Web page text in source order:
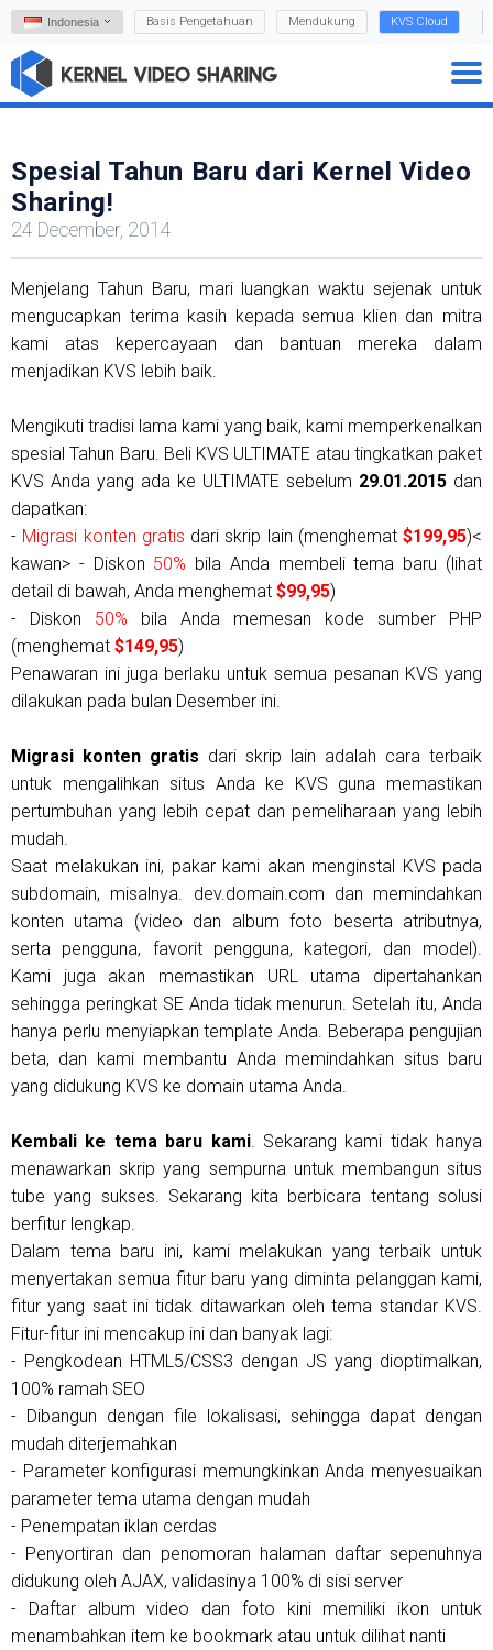
Indonesia Basis Pengetahuan Mendukung KVS Cloud
Spesial Tahun Baru dari Kernel Video
Sharing!
24 December, 2014
Menjelang Tahun Baru, mari luangkan waktu sejenak untuk
mengucapkan terima kasih kepada semua klien dan mitra
kami atas kepercayaan dan bantuan mereka dalam
menjadikan KVS lebih baik.
Mengikuti tradisi lama kami yang baik, kami memperkenalkan
spesial Tahun Baru. Beli KVS ULTIMATE atau tingkatkan paket
KVS Anda yang ada ke ULTIMATE sebelum 29.01.2015 dan
dapatkan:
- Migrasi konten gratis dari skrip lain (menghemat $199,95)<
kawan> - Diskon 50% bila Anda membeli tema baru (lihat
detail di bawah, Anda menghemat $99,95)
- Diskon 50% bila Anda memesan kode sumber PHP
(menghemat $149,95)
Penawaran ini juga berlaku untuk semua pesanan KVS yang
dilakukan pada bulan Desember ini.
Migrasi konten gratis dari skrip lain adalah cara terbaik
untuk mengalihkan situs Anda ke KVS guna memastikan
pertumbuhan yang lebih cepat dan pemeliharaan yang lebih
mudah.
Saat melakukan ini, pakar kami akan menginstal KVS pada
subdomain, misalnya. dev.domain.com dan memindahkan
konten utama (video dan album foto beserta atributnya,
serta pengguna, favorit pengguna, kategori, dan model).
Kami juga akan memastikan URL utama dipertahankan
sehingga peringkat SE Anda tidak menurun. Setelah itu, Anda
hanya perlu menyiapkan template Anda. Beberapa pengujian
beta, dan kami membantu Anda memindahkan situs baru
yang didukung KVS ke domain utama Anda.
Kembali ke tema baru kami. Sekarang kami tidak hanya
menawarkan skrip yang sempurna untuk membangun situs
tube yang sukses. Sekarang kita berbicara tentang solusi
berfitur lengkap.
Dalam tema baru ini, kami melakukan yang terbaik untuk
menyertakan semua fitur baru yang diminta pelanggan kami,
fitur yang saat ini tidak ditawarkan oleh tema standar KVS.
Fitur-fitur ini mencakup ini dan banyak lagi:
- Pengkodean HTML5/CSS3 dengan JS yang dioptimalkan,
100% ramah SEO
- Dibangun dengan file lokalisasi, sehingga dapat dengan
mudah diterjemahkan
- Parameter konfigurasi memungkinkan Anda menyesuaikan
parameter tema utama dengan mudah
- Penempatan iklan cerdas
- Penyortiran dan penomoran halaman daftar sepenuhnya
didukung oleh AJAX, validasinya 100% di sisi server
- Daftar album video dan foto kini memiliki ikon untuk
menambahkan item ke bookmark atau untuk dilihat nanti